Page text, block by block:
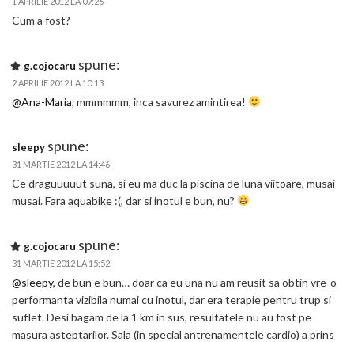
Cum a fost?
g.cojocaru spune:
2 APRILIE 2012 LA 10:13
@Ana-Maria, mmmmmm, inca savurez amintirea!
sleepy spune:
31 MARTIE 2012 LA 14:46
Ce draguuuuut suna, si eu ma duc la piscina de luna viitoare, musai
musai. Fara aquabike :(, dar si inotul e bun, nu?
g.cojocaru spune:
31 MARTIE 2012 LA 15:52
@sleepy, de bun e bun… doar ca eu una nu am reusit sa obtin vre-o
performanta vizibila numai cu inotul, dar era terapie pentru trup si
suflet. Desi bagam de la 1 km in sus, resultatele nu au fost pe
masura asteptarilor. Sala (in special antrenamentele cardio) a prins